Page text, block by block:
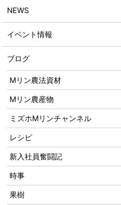
NEWS
イベント情報
ブログ
Mリン農法資材
Mリン農産物
ミズホMリンチャンネル
レシピ
新入社員奮闘記
時事
果樹